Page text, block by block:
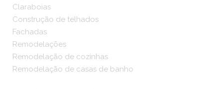
Claraboias
Construção de telhados
Fachadas
Remodelações
Remodelação de cozinhas
Remodelação de casas de banho